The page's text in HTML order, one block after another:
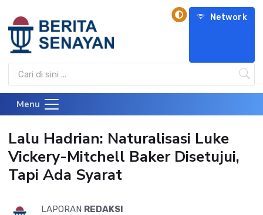
Network
Menu
Lalu Hadrian: Naturalisasi Luke
Vickery-Mitchell Baker Disetujui,
Tapi Ada Syarat
LAPORAN REDAKSI